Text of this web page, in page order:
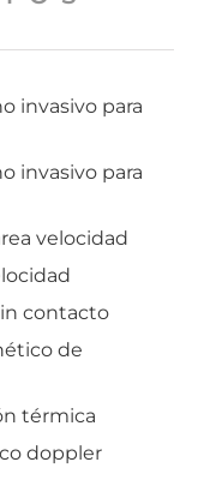
invasivo para
invasivo para
velocidad
contacto
de
térmica
doppler